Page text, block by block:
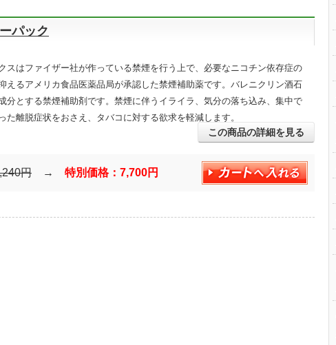
パック
スはファイザー社が作っている禁煙を行う上で、必要なニコチン依存症の
えるアメリカ食品医薬品局が承認した禁煙補助薬です。バレニクリン酒石
分とする禁煙補助剤です。禁煙に伴うイライラ、気分の落ち込み、集中で
た離脱症状をおさえ、タバコに対する欲求を軽減します。
この商品の詳細を見る
円 → 特別価格：7,700円